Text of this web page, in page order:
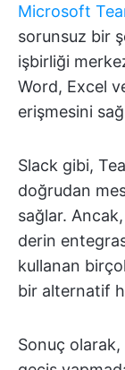
Microsoft
sorunsuz bir
işbirliği
Word, Excel
erişmesini
Slack gibi,
doğrudan
sağlar.
derin
kullanan
bir alternatif
Sonuç olarak,